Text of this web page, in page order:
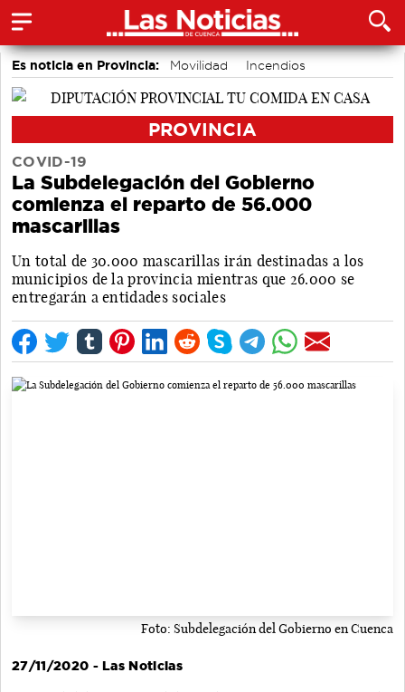
Es noticia en Provincia: Movilidad Incendios
PROVINCIA
COVID-19
La Subdelegación del Gobierno
comienza el reparto de 56.000
mascarillas
Un total de 30.000 mascarillas irán destinadas a los
municipios de la provincia mientras que 26.000 se
entregarán a entidades sociales
Foto: Subdelegación del Gobierno en Cuenca
27/11/2020 - Las Noticias